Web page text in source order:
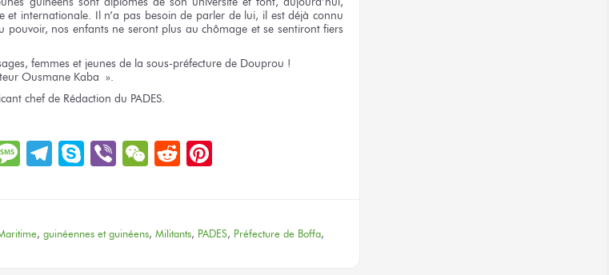
et internationale. Il n’a pas besoinde parler de lui, il est déjà connu
pouvoir, nos enfants ne serontplus au chômage et se sentirontfiers
femmes et jeunes de la sous-préfecture de Douprou !
Ousmane Kaba ».
chef de Rédaction du PADES.
Message
Telegram
SkypeViberWeChat
Reddit
, guinéennes et guinéens, Militants, PADES, Préfecture de Boffa,